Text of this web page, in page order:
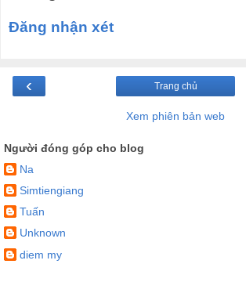
Đăng nhận xét
‹ Trang chủ
Xem phiên bản web
Người đóng góp cho blog
Na
Simtiengiang
Tuấn
Unknown
diem my